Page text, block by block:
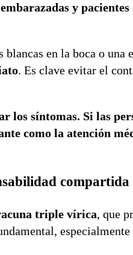
y pacientes
en la boca o una
. Es clave evitar el
los síntomas. Si las
como la atención
compartida
triple vírica, que